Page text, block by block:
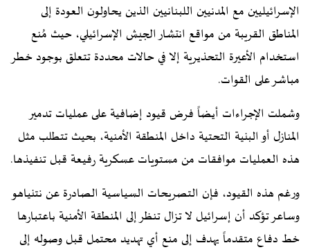
الإسرائيليين مع المدنيين اللبنانيين الذين يحاولون العودة إلى
المناطق القريبة من مواقع انتشار الجيش الإسرائيلي، حيث مُنع
استخدام الأعيرة التحذيرية إلا في حالات محددة تتعلق بوجود خطر
مباشر على القوات.
وشملت الإجراءات أيضاً فرض قيود إضافية على عمليات تدمير
المنازل أو البنية التحتية داخل المنطقة الأمنية، بحيث تتطلب مثل
هذه العمليات موافقات من مستويات عسكرية رفيعة قبل تنفيذها.
ورغم هذه القيود، فإن التصريحات السياسية الصادرة عن نتنياهو
وساعر تؤكد أن إسرائيل لا تزال تنظر إلى المنطقة الأمنية باعتبارها
خط دفاع متقدماً يهدف إلى منع أي تهديد محتمل قبل وصوله إلى